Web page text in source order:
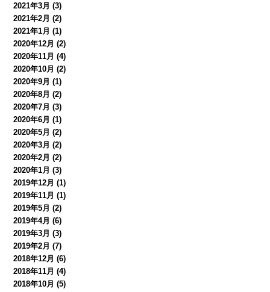
2021年3月 (3)
2021年2月 (2)
2021年1月 (1)
2020年12月 (2)
2020年11月 (4)
2020年10月 (2)
2020年9月 (1)
2020年8月 (2)
2020年7月 (3)
2020年6月 (1)
2020年5月 (2)
2020年3月 (2)
2020年2月 (2)
2020年1月 (3)
2019年12月 (1)
2019年11月 (1)
2019年5月 (2)
2019年4月 (6)
2019年3月 (3)
2019年2月 (7)
2018年12月 (6)
2018年11月 (4)
2018年10月 (5)